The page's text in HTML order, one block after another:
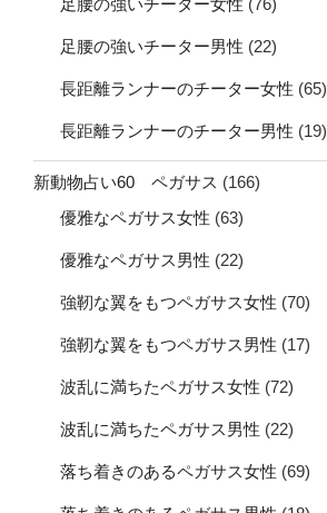
足腰の強いチーター男性 (22)
長距離ランナーのチーター女性 (65)
長距離ランナーのチーター男性 (19)
新動物占い60 ペガサス (166)
優雅なペガサス女性 (63)
優雅なペガサス男性 (22)
強靭な翼をもつペガサス女性 (70)
強靭な翼をもつペガサス男性 (17)
波乱に満ちたペガサス女性 (72)
波乱に満ちたペガサス男性 (22)
落ち着きのあるペガサス女性 (69)